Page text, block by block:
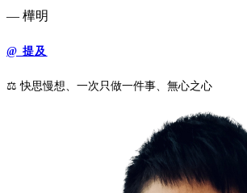
— 樺明
@ 提及
⚖️ 快思慢想、一次只做一件事、無心之心